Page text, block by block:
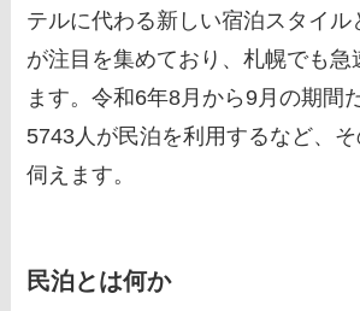
テルに代わる新しい宿泊スタイル
が注目を集めており、札幌でも急
ます。令和6年8月から9月の期間
5743人が民泊を利用するなど、
伺えます。
民泊とは何か